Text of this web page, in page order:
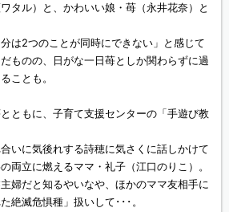
タル）と、かわいい娘・苺（永井花奈）と
は2つのことが同時にできない」と感じて
ものの、日がな一日苺としか関わらずに過
ことも。
ともに、子育て支援センターの「手遊び教
いに気後れする詩穂に気さくに話しかけて
両立に燃えるママ・礼子（江口のりこ）。
婦だと知るやいなや、ほかのママ友相手に
絶滅危惧種」扱いして･･･。